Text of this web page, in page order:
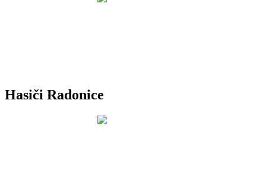
Hasiči Radonice